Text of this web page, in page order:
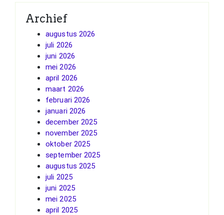
Archief
augustus 2026
juli 2026
juni 2026
mei 2026
april 2026
maart 2026
februari 2026
januari 2026
december 2025
november 2025
oktober 2025
september 2025
augustus 2025
juli 2025
juni 2025
mei 2025
april 2025